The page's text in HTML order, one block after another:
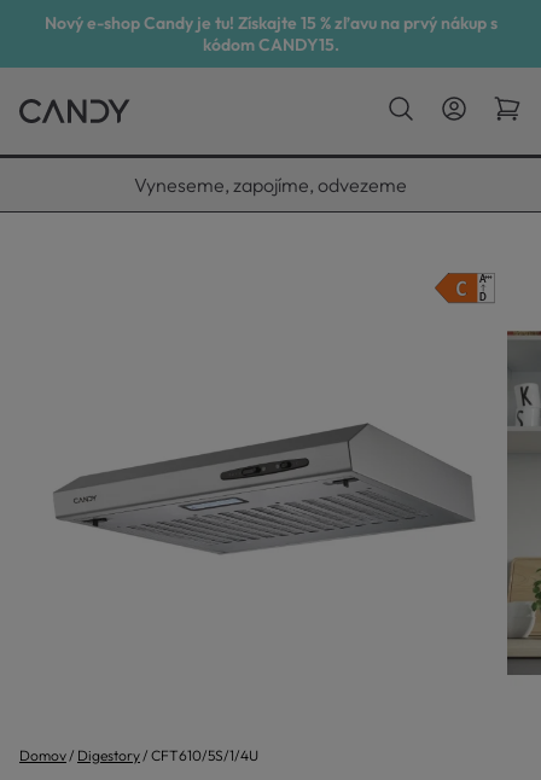
Nový e-shop Candy je tu! Získajte 15 % zľavu na prvý nákup s
kódom CANDY15.
Vyneseme, zapojíme, odvezeme
Domov Digestory CFT610/5S/1/4U